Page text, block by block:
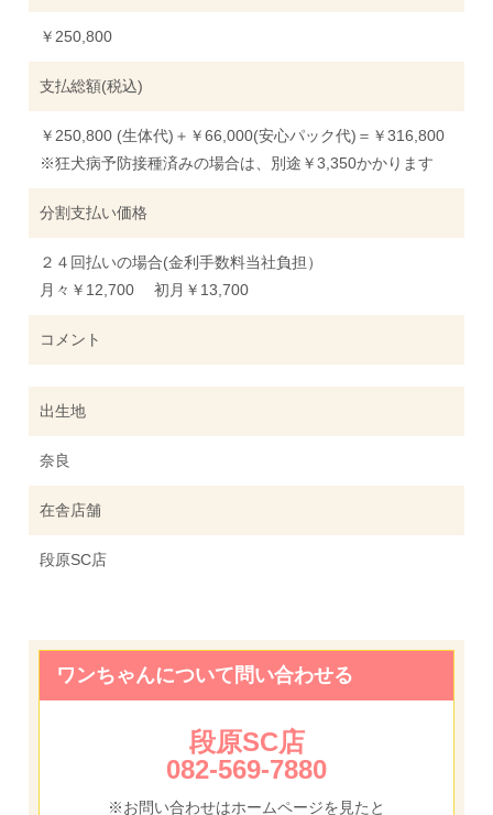
￥250,800
支払総額(税込)
￥250,800 (生体代)＋￥66,000(安心パック代)＝￥316,800
※狂犬病予防接種済みの場合は、別途￥3,350かかります
分割支払い価格
２４回払いの場合(金利手数料当社負担）
月々￥12,700 初月￥13,700
コメント
出生地
奈良
在舎店舗
段原SC店
ワンちゃんについて問い合わせる
段原SC店
082-569-7880
※お問い合わせはホームページを見たと